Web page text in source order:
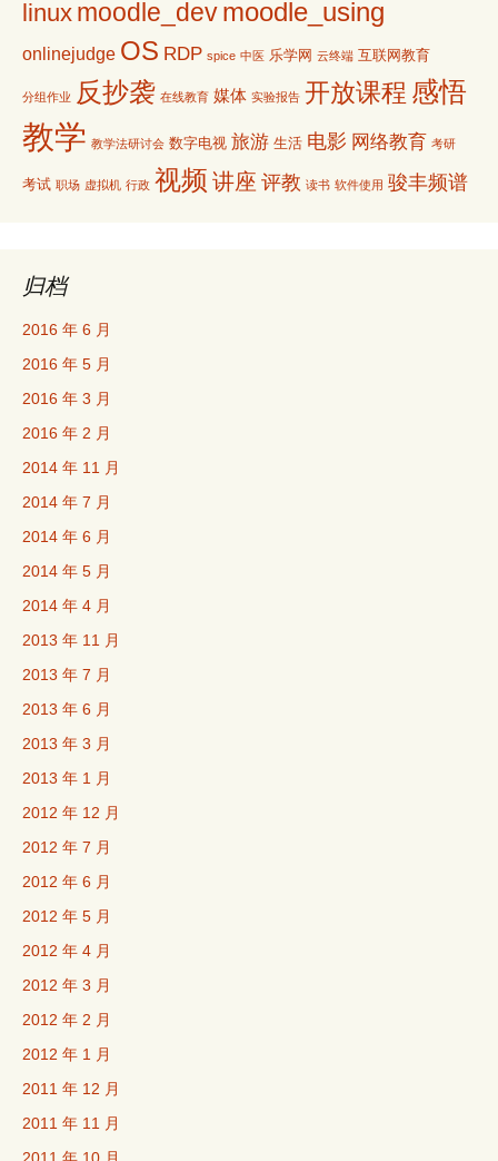
linux moodle_devmoodle_using
onlinejudge OS RDP spice 中医 乐学网 云终端 互联网教育
分组作业 反抄袭 在线教育 媒体 实验报告 开放课程 感悟
教学 教学法研讨会 数字电视 旅游 生活 电影 网络教育 考研
考试 职场 虚拟机 行政 视频 讲座 评教 读书 软件使用 骏丰频谱
归档
2016 年 6 月
2016 年 5 月
2016 年 3 月
2016 年 2 月
2014 年 11 月
2014 年 7 月
2014 年 6 月
2014 年 5 月
2014 年 4 月
2013 年 11 月
2013 年 7 月
2013 年 6 月
2013 年 3 月
2013 年 1 月
2012 年 12 月
2012 年 7 月
2012 年 6 月
2012 年 5 月
2012 年 4 月
2012 年 3 月
2012 年 2 月
2012 年 1 月
2011 年 12 月
2011 年 11 月